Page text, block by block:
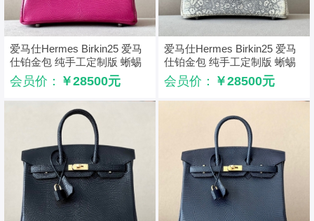
爱马仕Hermes Birkin25 爱马
仕铂金包 纯手工定制版 蜥蜴
皮 桃红色
会员价： ￥28500元
爱马仕Hermes Birkin25 爱马
仕铂金包 纯手工定制版 蜥蜴
皮 雪花原色
会员价： ￥28500元